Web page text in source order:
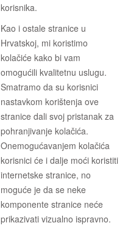
korisnika.
Kao i ostale stranice u
Hrvatskoj, mi koristimo
kolačiće kako bi vam
omogućili kvalitetnu uslugu.
Smatramo da su korisnici
nastavkom korištenja ove
stranice dali svoj pristanak za
pohranjivanje kolačića.
Onemogućavanjem kolačića
korisnici će i dalje moći koristiti
internetske stranice, no
moguće je da se neke
komponente stranice neće
prikazivati vizualno ispravno.